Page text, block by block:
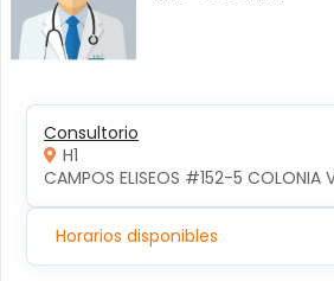
Consultorio
H1
CAMPOS ELISEOS #152-5 COLONIA
Horarios disponibles